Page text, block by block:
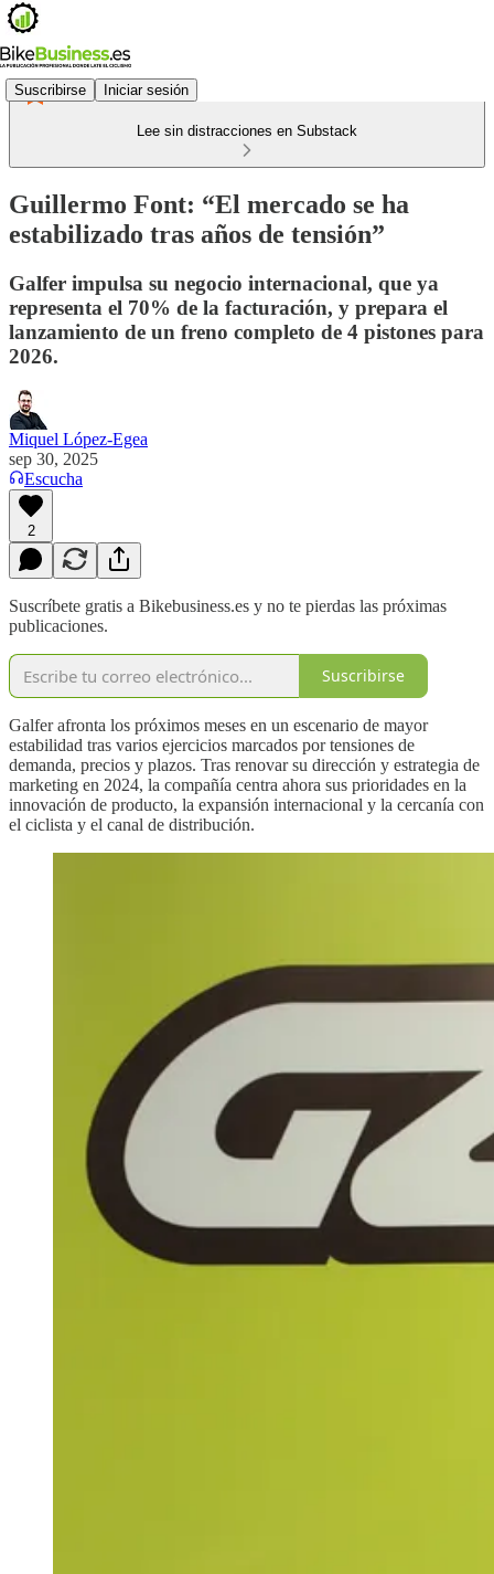
Suscribirse Iniciar sesión
Lee sin distracciones en Substack
Guillermo Font: “El mercado se ha
estabilizado tras años de tensión”
Galfer impulsa su negocio internacional, que ya
representa el 70% de la facturación, y prepara el
lanzamiento de un freno completo de 4 pistones para
2026.
Miquel López-Egea
sep 30, 2025
Escucha
2
Suscríbete gratis a Bikebusiness.es y no te pierdas las próximas
publicaciones.
Suscribirse
Galfer afronta los próximos meses en un escenario de mayor
estabilidad tras varios ejercicios marcados por tensiones de
demanda, precios y plazos. Tras renovar su dirección y estrategia de
marketing en 2024, la compañía centra ahora sus prioridades en la
innovación de producto, la expansión internacional y la cercanía con
el ciclista y el canal de distribución.